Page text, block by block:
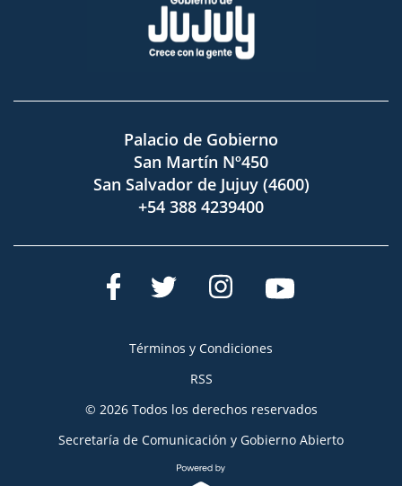
Palacio de Gobierno
San Martín Nº450
San Salvador de Jujuy (4600)
+54 388 4239400
Términos y Condiciones
RSS
© 2026 Todos los derechos reservados
Secretaría de Comunicación y Gobierno Abierto